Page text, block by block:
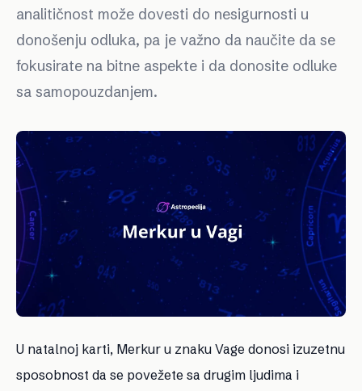
analitičnost može dovesti do nesigurnosti u
donošenju odluka, pa je važno da naučite da se
fokusirate na bitne aspekte i da donosite odluke
sa samopouzdanjem.
U natalnoj karti, Merkur u znaku Vage donosi izuzetnu
sposobnost da se povežete sa drugim ljudima i